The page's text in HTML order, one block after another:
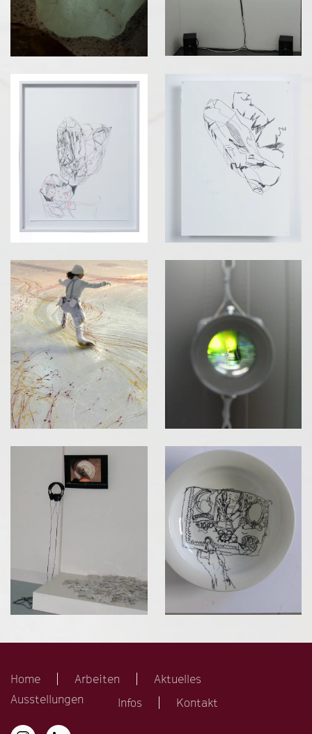
Home Arbeiten
Aktuelles
Ausstellungen
Infos Kontakt